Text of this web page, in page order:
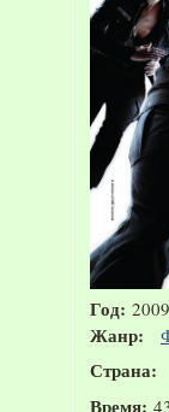
Год: 2009
Жанр:
Страна:
Время: